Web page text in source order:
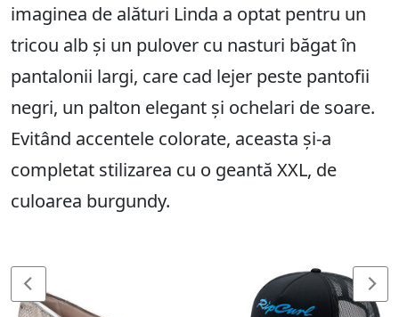
imaginea de alături Linda a optat pentru un
tricou alb și un pulover cu nasturi băgat în
pantalonii largi, care cad lejer peste pantofii
negri, un palton elegant și ochelari de soare.
Evitând accentele colorate, aceasta și-a
completat stilizarea cu o geantă XXL, de
culoarea burgundy.